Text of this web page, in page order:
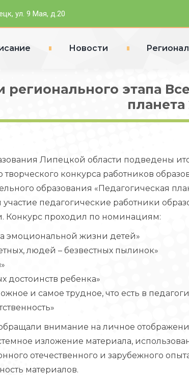
ул. 9 Мая, д.20
Новости
этапа
планета
Липецкой области подведены
творческого конкурса работников
образования «Педагогическая
педагогические работники
Конкурс проходил по номинациям:
эмоциональной жизни детей»
людей – безвестных пылинок»
достоинств ребенка»
и самое трудное, что есть в
внимание на личное
изложение материала,
отечественного и зарубежного
материалов.